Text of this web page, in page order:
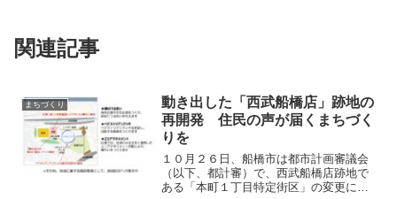
関連記事
まちづくり
動き出した「西武船橋店」跡地の
再開発 住民の声が届くまちづく
りを
１０月２６日、船橋市は都市計画審議会
（以下、都計審）で、西武船橋店跡地で
ある「本町１丁目特定街区」の変更につ